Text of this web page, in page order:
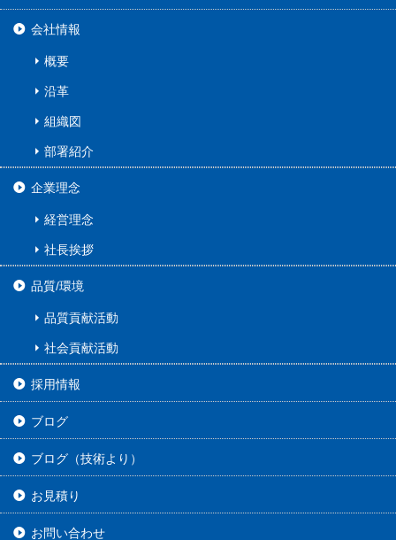
会社情報
概要
沿革
組織図
部署紹介
企業理念
経営理念
社長挨拶
品質/環境
品質貢献活動
社会貢献活動
採用情報
ブログ
ブログ（技術より）
お見積り
お問い合わせ